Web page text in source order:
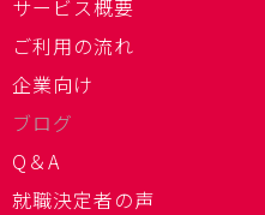
サービス概要
ご利用の流れ
企業向け
ブログ
Q＆A
就職決定者の声